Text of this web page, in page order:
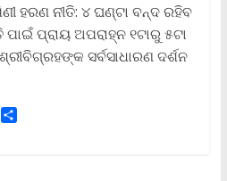
ହରଣ ନୀତି: ୪ ଘଣ୍ଟା ବନ୍ଦ ରହିବ
ପ୍ରାୟ ଅପରାହ୍ନ ୧ଟାରୁ ୫ଟା
ସର୍ବସାଧାରଣ ଦର୍ଶନ
S